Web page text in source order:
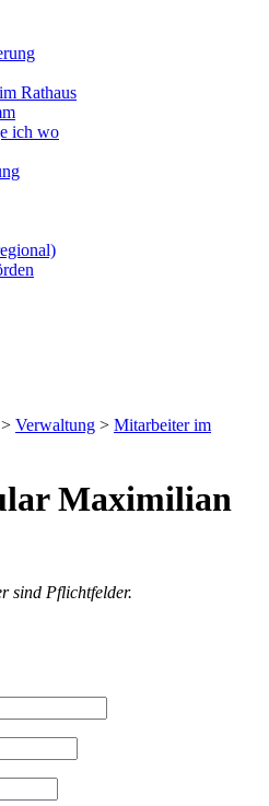
Rathaus
ich wo
> Verwaltung > Mitarbeiter im
Maximilian
sind Pflichtfelder.